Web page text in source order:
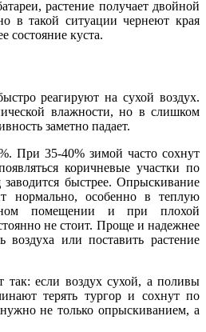
растение получает двойной
в такой ситуации чернеют края
состояние куста.
реагируют на сухой воздух.
влажности, но в слишком
заметно падает.
При 35-40% зимой часто сохнут
коричневые участки по
быстрее. Опрыскивание
нормально, особенно в теплую
помещении и при плохой
не стоит. Проще и надежнее
воздуха или поставить растение
так: если воздух сухой, а поливы
терять тургор и сохнут по
не только опрыскиванием, а